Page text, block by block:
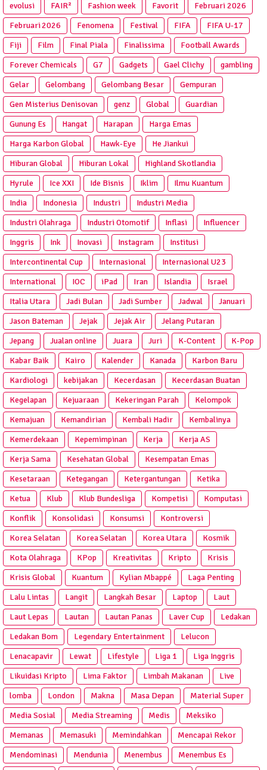
evolusi
FAIR² Fashion week Favorit
Februari 2026
Februari 2026
Fenomena Festival FIFA
FIFA U-17
Fiji
Film Final Piala Finalissima
Football Awards
Forever Chemicals
G7 Gadgets Gael Clichy
gambling
Gelar
Gelombang Gelombang Besar
Gempuran
Gen Misterius Denisovan
genz Global
Guardian
Gunung Es
Hangat Harapan
Harga Emas
Harga Karbon Global
Hawk-Eye
He Jiankui
Hiburan Global
Hiburan Lokal
Highland Skotlandia
Hyrule
Ice XXI Ide Bisnis Iklim
Ilmu Kuantum
India
Indonesia Industri
Industri Media
Industri Olahraga
Industri Otomotif Inflasi
Influencer
Inggris
Ink Inovasi Instagram
Institusi
Intercontinental Cup
Internasional
Internasional U23
International
IOC iPad Iran Islandia
Israel
Italia Utara
Jadi Bulan Jadi Sumber Jadwal
Januari
Jason Bateman
Jejak Jejak Air
Jelang Putaran
Jepang
Jualan online Juara Juri K-Content
K-Pop
Kabar Baik
Kairo Kalender Kanada
Karbon Baru
Kardiologi
kebijakan Kecerdasan
Kecerdasan Buatan
Kegelapan
Kejuaraan Kekeringan Parah
Kelompok
Kemajuan
Kemandirian Kembali Hadir
Kembalinya
Kemerdekaan
Kepemimpinan Kerja
Kerja AS
Kerja Sama
Kesehatan Global
Kesempatan Emas
Kesetaraan
Ketegangan Ketergantungan
Ketika
Ketua
Klub Klub Bundesliga Kompetisi
Komputasi
Konflik
Konsolidasi Konsumsi
Kontroversi
Korea Selatan
Korea Selatan Korea Utara
Kosmik
Kota Olahraga
KPop Kreativitas Kripto
Krisis
Krisis Global
Kuantum Kylian Mbappé
Laga Penting
Lalu Lintas
Langit Langkah Besar Laptop
Laut
Laut Lepas
Lautan Lautan Panas Laver Cup
Ledakan
Ledakan Bom
Legendary Entertainment
Lelucon
Lenacapavir
Lewat Lifestyle Liga 1
Liga Inggris
Likuidasi Kripto
Lima Faktor Limbah Makanan
Live
lomba
London Makna Masa Depan
Material Super
Media Sosial
Media Streaming Medis
Meksiko
Memanas
Memasuki Memindahkan
Mencapai Rekor
Mendominasi
Mendunia Menembus
Menembus Es